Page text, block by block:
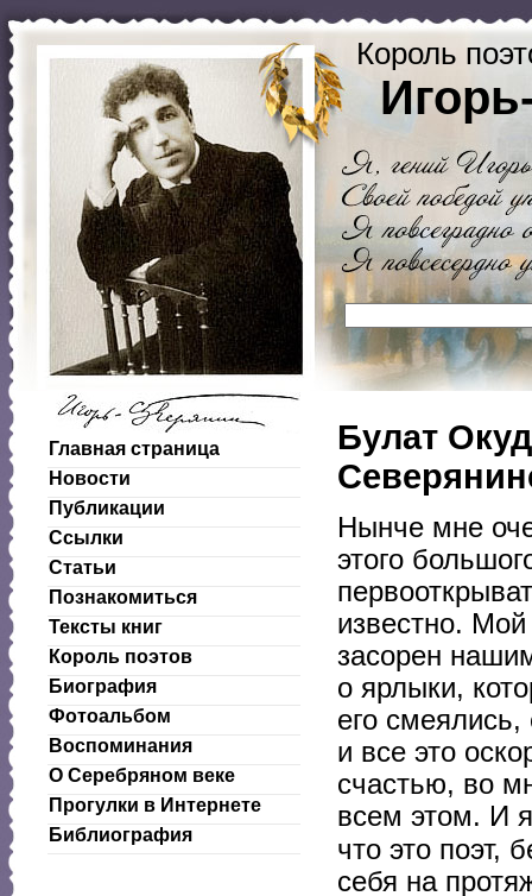
Король
Главная страница
Новости
Публикации
Ссылки
Статьи
Познакомиться
Тексты книг
Король поэтов
Биография
Фотоальбом
Воспоминания
О Серебряном веке
Прогулки в Интернете
Библиография
Булат
Нынче мне
этого
известно.
засорен
о ярлыки,
его
и все это
счастью, во
всем этом. И
что это поэт,
себя на